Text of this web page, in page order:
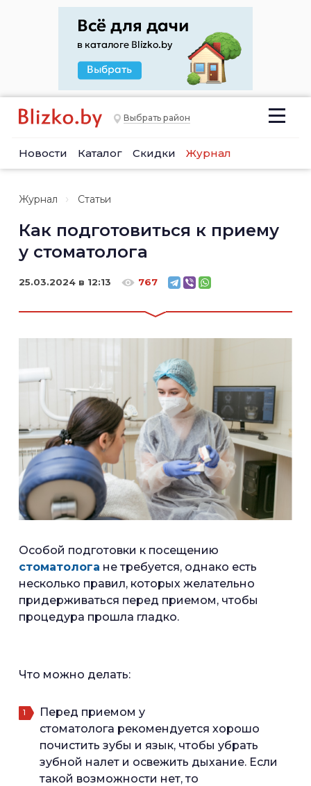
Выбрать район
Новости Каталог Скидки Журнал
Журнал Статьи
Как подготовиться к приему
у стоматолога
25.03.2024 в 12:13 767
Особой подготовки к посещению
стоматолога не требуется, однако есть
несколько правил, которых желательно
придерживаться перед приемом, чтобы
процедура прошла гладко.
Что можно делать:
Перед приемом у
стоматолога рекомендуется хорошо
почистить зубы и язык, чтобы убрать
зубной налет и освежить дыхание. Если
такой возможности нет, то